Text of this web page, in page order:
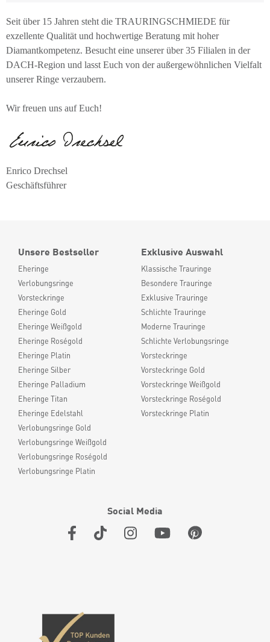
Seit über 15 Jahren steht die TRAURINGSCHMIEDE für
exzellente Qualität und hochwertige Beratung mit hoher
Diamantkompetenz. Besucht eine unserer über 35 Filialen in der
DACH-Region und lasst Euch von der außergewöhnlichen Vielfalt
unserer Ringe verzaubern.
Wir freuen uns auf Euch!
Enrico Drechsel
Geschäftsführer
Unsere Bestseller
Eheringe
Verlobungsringe
Vorsteckringe
Eheringe Gold
Eheringe Weißgold
Eheringe Roségold
Eheringe Platin
Eheringe Silber
Eheringe Palladium
Eheringe Titan
Eheringe Edelstahl
Verlobungsringe Gold
Verlobungsringe Weißgold
Verlobungsringe Roségold
Verlobungsringe Platin
Exklusive Auswahl
Klassische Trauringe
Besondere Trauringe
Exklusive Trauringe
Schlichte Trauringe
Moderne Trauringe
Schlichte Verlobungsringe
Vorsteckringe
Vorsteckringe Gold
Vorsteckringe Weißgold
Vorsteckringe Roségold
Vorsteckringe Platin
Social Media